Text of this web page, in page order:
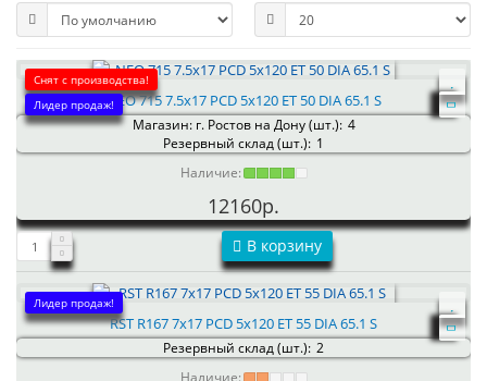
Снят с производства!
Лидер продаж!NEO 715 7.5x17 PCD 5x120 ET 50 DIA 65.1 S
Магазин: г. Ростов на Дону (шт.): 4
Резервный склад (шт.): 1
Наличие:
12160р.
В корзину
Лидер продаж!
RST R167 7x17 PCD 5x120 ET 55 DIA 65.1 S
Резервный склад (шт.): 2
Наличие: